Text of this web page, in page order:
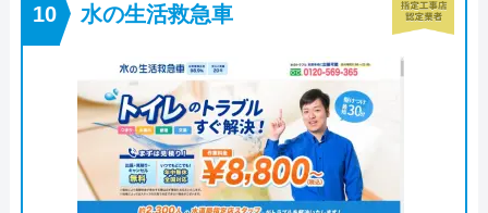
水の生活救急車